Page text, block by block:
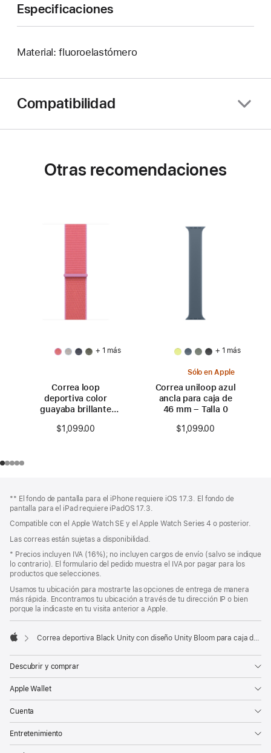
Especificaciones
Material: fluoroelastómero
Compatibilidad
Otras recomendaciones
+ 1 más
Correa loop
deportiva color
guayaba brillante
$1,099.00
+ 1 más
Sólo en Apple
Correa uniloop azul
ancla para caja de
46 mm – Talla 0
$1,099.00
de
página
pie
de
página
** El fondo de pantalla para el iPhone requiere iOS 17.3. El fondo de
pantalla para el iPad requiere iPadOS 17.3.
Compatible con el Apple Watch SE y el Apple Watch Series 4 o posterior.
Las correas están sujetas a disponibilidad.
Nota
a
pie
página
* Precios incluyen IVA (16%); no incluyen cargos de envío (salvo se indique
lo contrario). El formulario del pedido muestra el IVA por pagar para los
productos que selecciones.
Usamos tu ubicación para mostrarte las opciones de entrega de manera
más rápida. Encontramos tu ubicación a través de tu dirección IP o bien
porque la indicaste en tu visita anterior a Apple.
Correa deportiva Black Unity con diseño Unity Bloom para caja de 46 mm - S/M
Descubrir y comprar
Apple Wallet
Cuenta
Entretenimiento